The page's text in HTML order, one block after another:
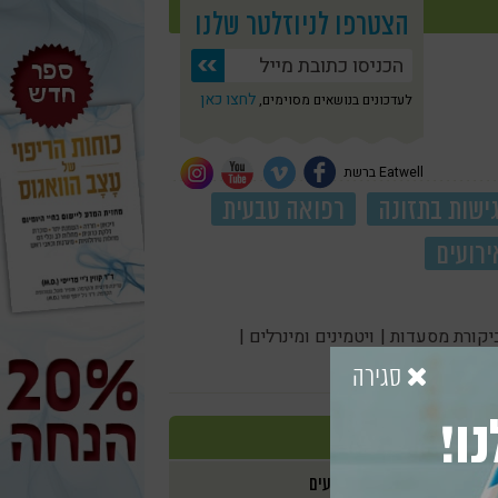
הצטרפו לניוזלטר שלנו
לעדכונים בנושאים מסוימים, לחצו כאן
Eatwell ברשת
גישות בתזונה
רפואה טבעית
מסעדות | ויטמינים ומינרלים |
אירועים
סגירה